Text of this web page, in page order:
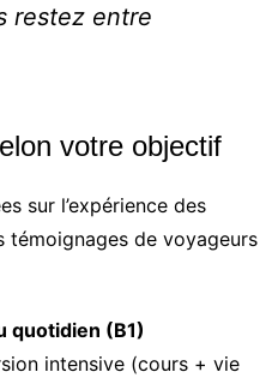
restez entre
votre objectif
sur l’expérience des
témoignages de voyageurs
quotidien (B1)
intensive (cours + vie